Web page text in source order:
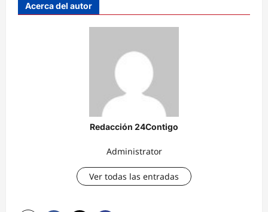
Acerca del autor
Redacción 24Contigo
Administrator
Ver todas las entradas